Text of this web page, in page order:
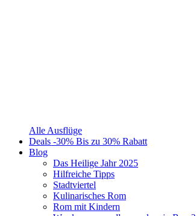
Alle Ausflüge
Deals -30% Bis zu 30% Rabatt
Blog
Das Heilige Jahr 2025
Hilfreiche Tipps
Stadtviertel
Kulinarisches Rom
Rom mit Kindern